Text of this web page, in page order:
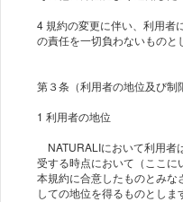
4 規約の変更に伴い、利用者
の責任を一切負わないものと
第３条（利用者の地位及び制
1 利用者の地位
NATURALIにおいて利用者
受する時点において（ここに
本規約に合意したものとみな
しての地位を得るものとしま